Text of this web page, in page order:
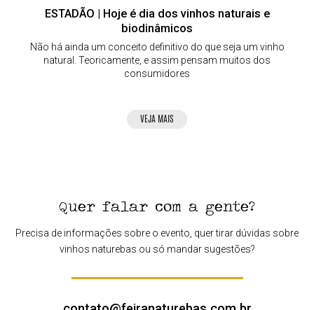
ESTADÃO | Hoje é dia dos vinhos naturais e
biodinâmicos
Não há ainda um conceito definitivo do que seja um vinho
natural. Teoricamente, e assim pensam muitos dos
consumidores
VEJA MAIS
Quer falar com a gente?
Precisa de informações sobre o evento, quer tirar dúvidas sobre
vinhos naturebas ou só mandar sugestões?